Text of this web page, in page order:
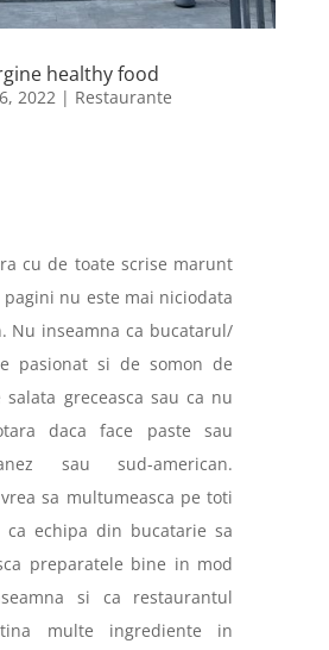
healthy food
2022| Restaurante
cu de toate scrise marunt
nu este mai niciodata
Nu inseamna ca bucatarul/
pasionat si de somon de
greceasca sau ca nu
daca face paste sau
sau sud-american.
sa multumeasca pe toti
echipa din bucatarie sa
preparatele bine in mod
si ca restaurantul
multe ingrediente in